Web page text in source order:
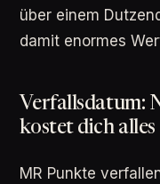
über einem
damit enormes
Verfallsdatum:
kostet dich alles
MR Punkte